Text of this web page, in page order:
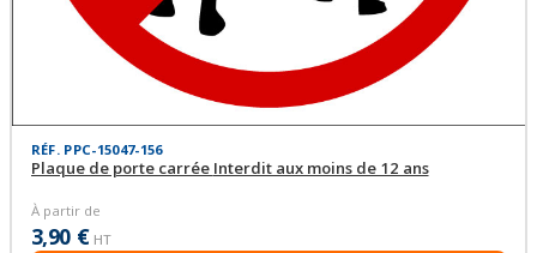
RÉF. PPC-15047-156
Plaque de porte carrée Interdit aux moins de 12 ans
À partir de
3,90 € HT